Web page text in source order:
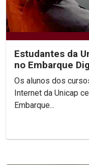
Estudantes da
no Embarque
Os alunos dos
Internet da Unicap
Embarque...